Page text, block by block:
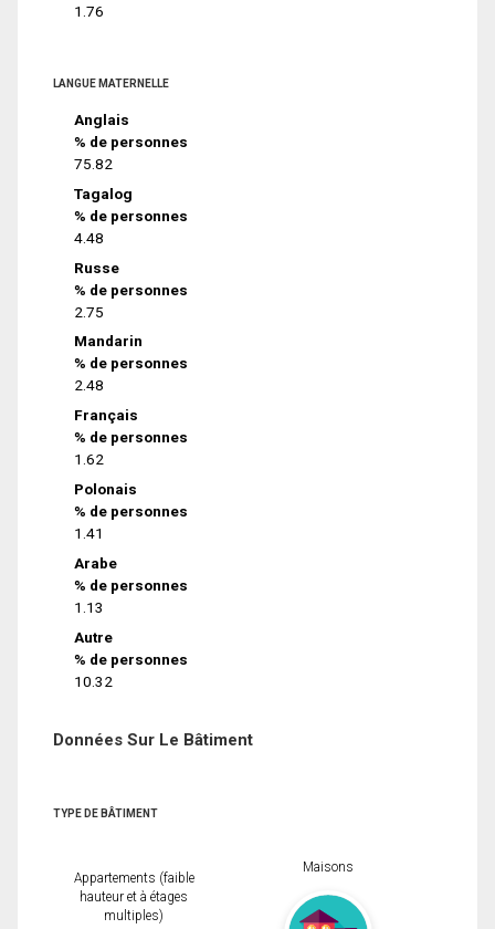
1.76
LANGUE MATERNELLE
Anglais
% de personnes
75.82
Tagalog
% de personnes
4.48
Russe
% de personnes
2.75
Mandarin
% de personnes
2.48
Français
% de personnes
1.62
Polonais
% de personnes
1.41
Arabe
% de personnes
1.13
Autre
% de personnes
10.32
Données Sur Le Bâtiment
TYPE DE BÂTIMENT
Appartements (faible
hauteur et à étages
multiples)
Maisons